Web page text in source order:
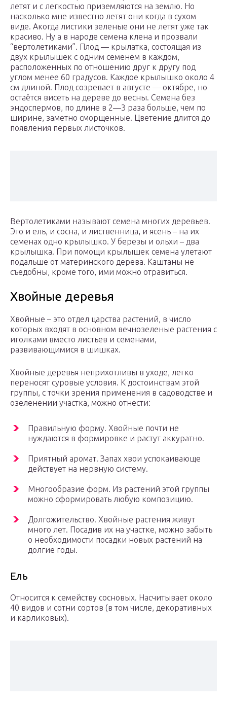
летят и с легкостью приземляются на землю. Но
насколько мне известно летят они когда в сухом
виде. Акогда листики зеленые они не летят уже так
красиво. Ну а в народе семена клена и прозвали
“вертолетиками”. Плод — крылатка, состоящая из
двух крылышек с одним семенем в каждом,
расположенных по отношению друг к другу под
углом менее 60 градусов. Каждое крылышко около 4
см длиной. Плод созревает в августе — октябре, но
остаётся висеть на дереве до весны. Семена без
эндоспермов, по длине в 2—3 раза больше, чем по
ширине, заметно сморщенные. Цветение длится до
появления первых листочков.
Вертолетиками называют семена многих деревьев.
Это и ель, и сосна, и лиственница, и ясень – на их
семенах одно крылышко. У березы и ольхи – два
крылышка. При помощи крылышек семена улетают
подальше от материнского дерева. Каштаны не
съедобны, кроме того, ими можно отравиться.
Хвойные деревья
Хвойные – это отдел царства растений, в число
которых входят в основном вечнозеленые растения с
иголками вместо листьев и семенами,
развивающимися в шишках.
Хвойные деревья неприхотливы в уходе, легко
переносят суровые условия. К достоинствам этой
группы, с точки зрения применения в садоводстве и
озеленении участка, можно отнести:
Правильную форму. Хвойные почти не
нуждаются в формировке и растут аккуратно.
Приятный аромат. Запах хвои успокаивающе
действует на нервную систему.
Многообразие форм. Из растений этой группы
можно сформировать любую композицию.
Долгожительство. Хвойные растения живут
много лет. Посадив их на участке, можно забыть
о необходимости посадки новых растений на
долгие годы.
Ель
Относится к семейству сосновых. Насчитывает около
40 видов и сотни сортов (в том числе, декоративных
и карликовых).